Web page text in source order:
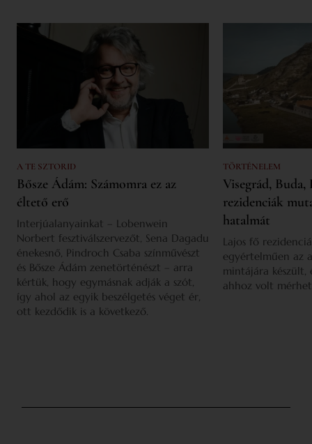
A TE SZTORID
Bősze Ádám: Számomra ez az
éltető erő
Interjúalanyainkat – Lobenwein
Norbert fesztiválszervezőt, Sena Dagadu
énekesnő, Pindroch Csaba színművészt
és Bősze Ádám zenetörténészt – arra
kértük, hogy egymásnak adják a szót,
így ahol az egyik beszélgetés véget ér,
ott kezdődik is a következő.
TÖRTÉNELEM
Visegrád,
rezidenciák
hatalmát
Lajos fő
egyértelműen az
mintájára készült,
ahhoz volt